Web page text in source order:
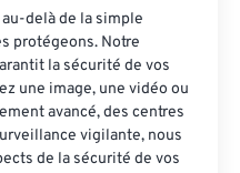
delà de la simple
protégeons. Notre
la sécurité de vos
une image, une vidéo ou
avancé, des centres
vigilante, nous
de la sécurité de vos